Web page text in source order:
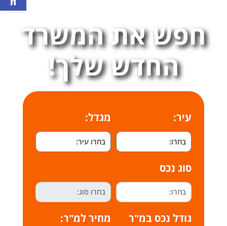
חפש את המשרד
החדש שלך!
עיר: מגדל:
סוג נכס
גודל נכס במ"ר מחיר למ"ר: